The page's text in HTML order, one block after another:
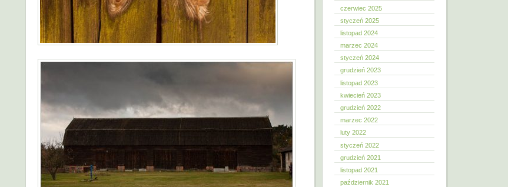
czerwiec 2025
styczeń 2025
listopad 2024
marzec 2024
styczeń 2024
grudzień 2023
listopad 2023
kwiecień 2023
grudzień 2022
marzec 2022
luty 2022
styczeń 2022
grudzień 2021
listopad 2021
październik 2021